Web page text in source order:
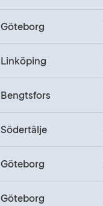
Göteborg
Linköping
Bengtsfors
Södertälje
Göteborg
Göteborg